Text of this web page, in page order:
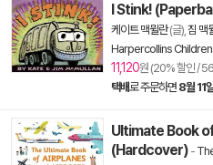
I Stink!
케이트 맥뮐란(글), 짐 맥
Harpercollins
11,120원 (20% 할인 /
택배로 주문하면 8월 11
Ultimate Book
(Hardcover) -